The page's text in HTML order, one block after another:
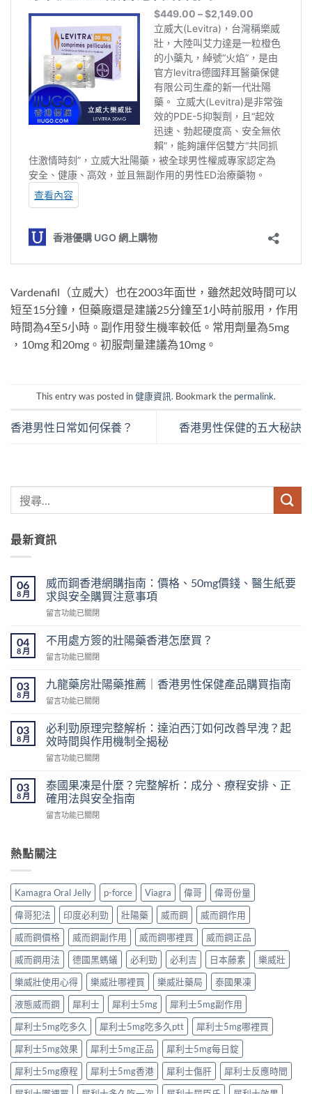
Vardenafil（立威大）也在2003年面世，雖然起效時間可以
短至15分鐘，但藥廠還是建議25分鐘至1小時前服用，作用
時間為4至5小時。副作用發生機率較低。常用劑量為5mg
，10mg 和20mg。初服劑量建議為10mg。
This entry was posted in健康資訊. Bookmark the permalink.
香港男性日常如何保養？ 香港男性保健的五大秘訣
最新資訊
06
8 月
威而鋼香港網購指南：價格、50mg價錢、醫生紙要
求與安全購買注意事項
在
而
鋼
香
網
購
指
價
格、
50mg
錢、
醫
生
紙
與
安
購
買
注
意
事
項〉
中
留言功能已關閉
04
8 月
不用處方簽的壯陽藥香港怎麼買？
在
用
處
方
的
壯
藥
港
怎
麼
買？〉
留言功能已關閉
03
8 月
九龍藥房壯陽藥推薦｜香港男性保健產品購買指南
在
龍
藥
房
壯
藥
推
薦
｜
男
健
產
品
購
買
指
南〉
中
留言功能已關閉
03
8 月
必利勁原理完整解析：達泊西汀如何改善早洩？起
效時間與作用機制全揭秘
在
利
勁
原
理
解
泊
西
汀
如
何
改
善
早
洩？
起
效
時
間
與
作
用
機
制
留言功能已關閉
03
8 月
泰國果凍是什麼？完整解析：成分、療程安排、正
確用法與安全指南
在
果
凍
什
麼？
完
整
解
析：
成
分、
療
程
安
排、
正
確
用
法
與
安
留言功能已關閉
熱點關注
Kamagra Oral Jelly p-force Viagra 偉哥
偉哥份量
偉哥犯法
印度必利勁 壯陽藥 威而鋼
威而鋼作用
威而鋼價格
威而鋼副作用 威而鋼哪裡買
威而鋼正品
威而鋼用法
德國黑螞蟻 必利勁 必利吉 日本藤素
樂威壯
樂威壯使用心得
樂威壯哪裡買 樂威壯藥局
泰國果凍
液態威而鋼
犀利士 犀利士5mg
犀利士5mg副作用
犀利士5mg吃多久
犀利士5mg吃多久ptt
犀利士5mg哪裡買
犀利士5mg效果
犀利士5mg正品
犀利士5mg每日錠
犀利士5mg療程
犀利士5mg香港 犀利士傷肝
犀利士反應時間